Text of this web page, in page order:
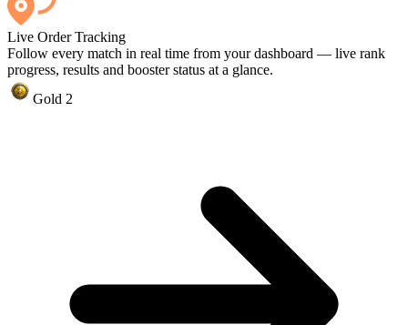
Live Order Tracking
Follow every match in real time from your dashboard — live rank
progress, results and booster status at a glance.
Gold 2